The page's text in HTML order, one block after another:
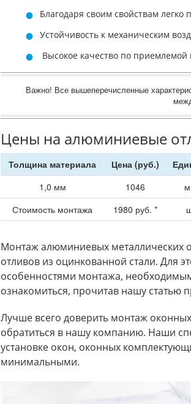
Благодаря своим свойствам легко
Устойчивость к механическим
Высокое качество по приемлемой
Важно! Все вышеперечисленные
Цены на алюминиевые
Толщина материала Цена (руб.)
1,0 мм
1046
Стоимость монтажа
1980 руб. *
Монтаж алюминиевых металлических
отливов из оцинкованной стали. Для
особенностями монтажа,
ознакомиться, прочитав нашу статью
Лучше всего доверить монтаж
обратиться в нашу компанию. Наши
установке окон, оконных
минимальными.